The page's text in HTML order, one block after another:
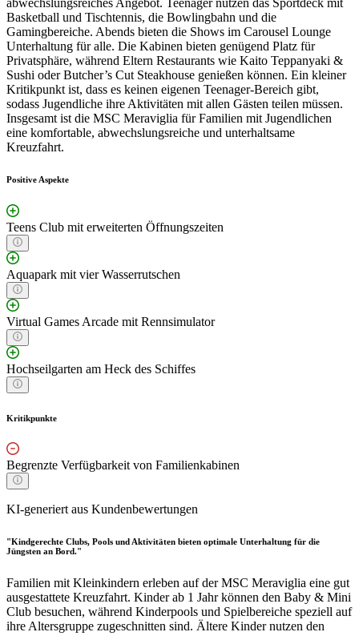
Basketball und Tischtennis, die Bowlingbahn und die
Gamingbereiche. Abends bieten die Shows im Carousel Lounge
Unterhaltung für alle. Die Kabinen bieten genügend Platz für
Privatsphäre, während Eltern Restaurants wie Kaito Teppanyaki &
Sushi oder Butcher’s Cut Steakhouse genießen können. Ein kleiner
Kritikpunkt ist, dass es keinen eigenen Teenager-Bereich gibt,
sodass Jugendliche ihre Aktivitäten mit allen Gästen teilen müssen.
Insgesamt ist die MSC Meraviglia für Familien mit Jugendlichen
eine komfortable, abwechslungsreiche und unterhaltsame
Kreuzfahrt.
Positive Aspekte
Teens Club mit erweiterten Öffnungszeiten
Aquapark mit vier Wasserrutschen
Virtual Games Arcade mit Rennsimulator
Hochseilgarten am Heck des Schiffes
Kritikpunkte
Begrenzte Verfügbarkeit von Familienkabinen
KI-generiert aus Kundenbewertungen
"Kindgerechte Clubs, Pools und Aktivitäten bieten optimale Unterhaltung für die
Jüngsten an Bord."
Familien mit Kleinkindern erleben auf der MSC Meraviglia eine gut
ausgestattete Kreuzfahrt. Kinder ab 1 Jahr können den Baby & Mini
Club besuchen, während Kinderpools und Spielbereiche speziell auf
ihre Altersgruppe zugeschnitten sind. Ältere Kinder nutzen den